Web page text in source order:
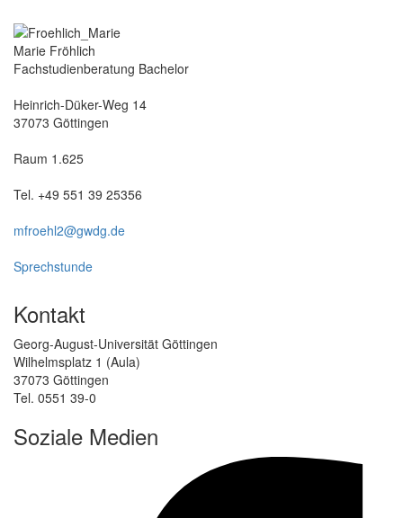
Marie Fröhlich
Fachstudienberatung Bachelor
Heinrich-Düker-Weg 14
37073 Göttingen
Raum 1.625
Tel. +49 551 39 25356
mfroehl2@gwdg.de
Sprechstunde
Kontakt
Georg-August-Universität Göttingen
Wilhelmsplatz 1 (Aula)
37073 Göttingen
Tel. 0551 39-0
Soziale Medien